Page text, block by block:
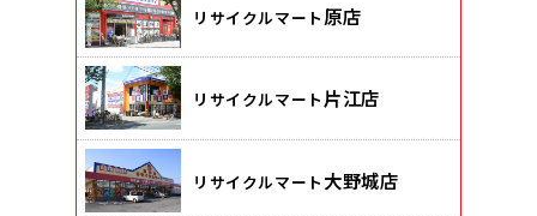
リサイクルマート 原店
リサイクルマート片江店
リサイクルマート 大野城店